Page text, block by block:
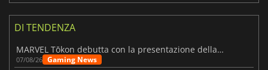
DI TENDENZA
MARVEL Tōkon debutta con la presentazione della roadmap per il primo anno
07/08/26 Gaming News